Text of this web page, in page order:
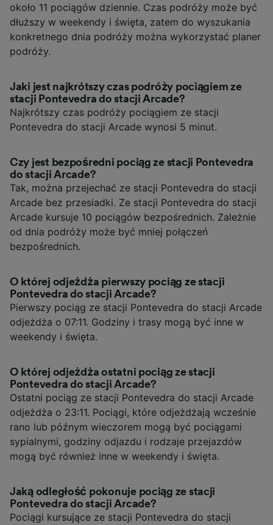
około 11 pociągów dziennie. Czas podróży może być
dłuższy w weekendy i święta, zatem do wyszukania
konkretnego dnia podróży można wykorzystać planer
podróży.
Jaki jest najkrótszy czas podróży pociągiem ze
stacji Pontevedra do stacji Arcade?
Najkrótszy czas podróży pociągiem ze stacji
Pontevedra do stacji Arcade wynosi 5 minut.
Czy jest bezpośredni pociąg ze stacji Pontevedra
do stacji Arcade?
Tak, można przejechać ze stacji Pontevedra do stacji
Arcade bez przesiadki. Ze stacji Pontevedra do stacji
Arcade kursuje 10 pociągów bezpośrednich. Zależnie
od dnia podróży może być mniej połączeń
bezpośrednich.
O której odjeżdża pierwszy pociąg ze stacji
Pontevedra do stacji Arcade?
Pierwszy pociąg ze stacji Pontevedra do stacji Arcade
odjeżdża o 07:11. Godziny i trasy mogą być inne w
weekendy i święta.
O której odjeżdża ostatni pociąg ze stacji
Pontevedra do stacji Arcade?
Ostatni pociąg ze stacji Pontevedra do stacji Arcade
odjeżdża o 23:11. Pociągi, które odjeżdżają wcześnie
rano lub późnym wieczorem mogą być pociągami
sypialnymi, godziny odjazdu i rodzaje przejazdów
mogą być również inne w weekendy i święta.
Jaką odległość pokonuje pociąg ze stacji
Pontevedra do stacji Arcade?
Pociągi kursujące ze stacji Pontevedra do stacji